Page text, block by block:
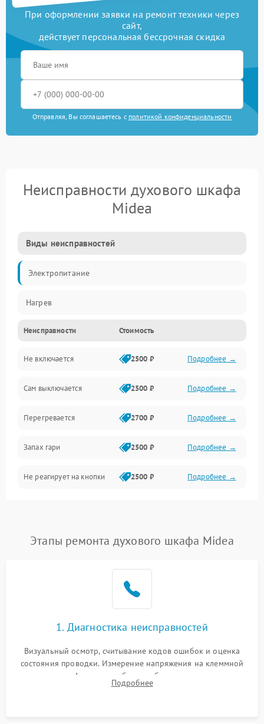
При оформлении заявки на ремонт техники через
сайт,
действует персональная бессрочная скидка
Отправляя, Вы соглашаетесь с политикой конфиденциальности
Неисправности духового шкафа
Midea
Виды неисправностей
Электропитание
Нагрев
Неисправности Стоимость
Не включается 2500 ₽ Подробнее →
Сам выключается 2500 ₽ Подробнее →
Перегревается 2700 ₽ Подробнее →
Запах гари 2500 ₽ Подробнее →
Не реагирует на кнопки 2500 ₽ Подробнее →
Этапы ремонта духового шкафа Midea
1. Диагностика неисправностей
Визуальный осмотр, считывание кодов ошибок и оценка
состояния проводки. Измерение напряжения на клеммной
колодке. Анализ жалоб на проблемы с нагревом,
конвекцией, панелью управления или блокировкой дверцы.
Подробнее